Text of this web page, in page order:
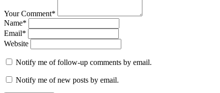
Your Comment*
Name*
Email*
Website
Notify me of follow-up comments by email.
Notify me of new posts by email.